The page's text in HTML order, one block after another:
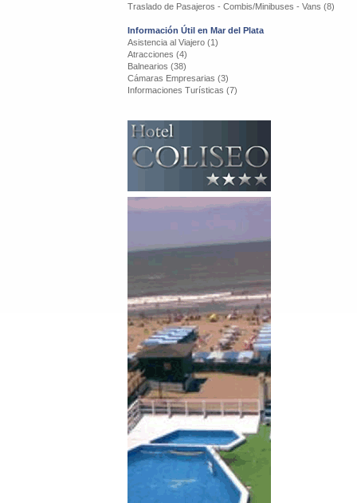
Traslado de Pasajeros - Combis/Minibuses - Vans (8)
Información Útil en Mar del Plata
Asistencia al Viajero (1)
Atracciones (4)
Balnearios (38)
Cámaras Empresarias (3)
Informaciones Turísticas (7)